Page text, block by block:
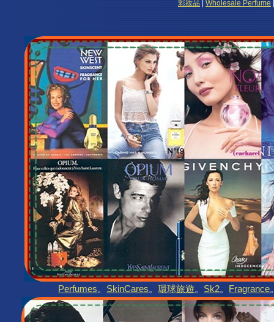
彩妝品 Wholesale Perfume
Perfumes。 SkinCares。環球旅遊。 Sk2。 Fragrance